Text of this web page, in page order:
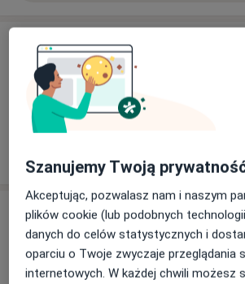
Aktualności
dr n. med. Wojciech Gackowski
Wiktorii Wiedeńskiej 9A, 02-954
chirurg
26/02/2026
Usługi i ceny
Konsultacja chirurgiczna
Od 160 zł Szczegóły
Szanujemy Twoją
Akceptując, pozwalasz nam i naszym
plików cookie (lub podobnych
danych do celów statystycznych i
oparciu o Twoje zwyczaje przeglądania
internetowych. W każdej chwili możesz